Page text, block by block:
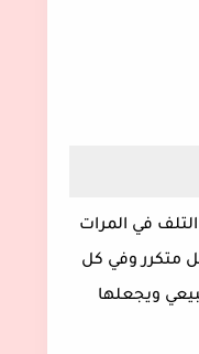
في المرات
متكرر وفي كل
ويجعلها